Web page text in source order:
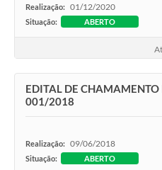
Contato
Galeria de Fotos
Governo do Estado do Mato
Realização: 01/12/2020
Situação: ABERTO
EDITAL DE CHAMAMENTO
001/2018
Realização: 09/06/2018
Situação: ABERTO